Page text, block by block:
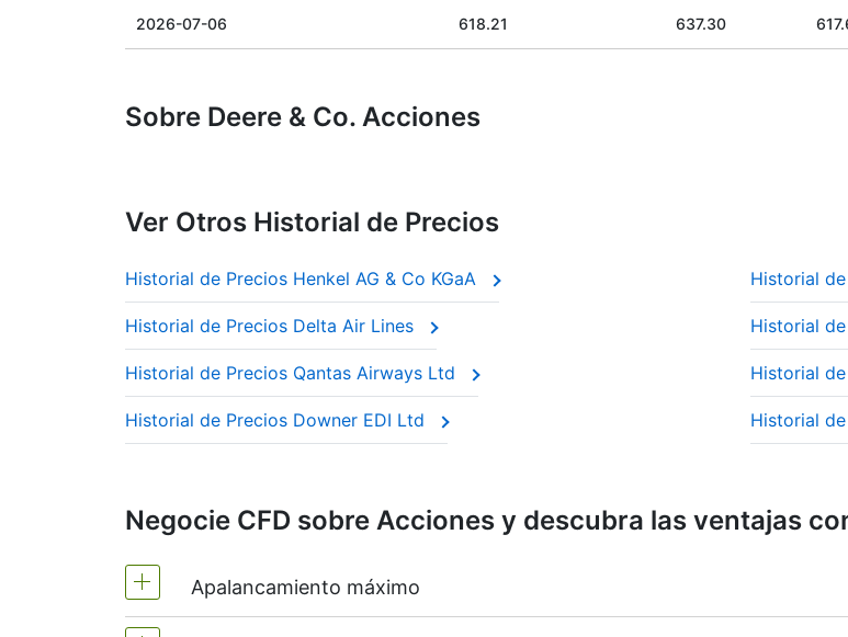
2026-07-06 618.21 637.30
Sobre Deere & Co. Acciones
Ver Otros Historial de Precios
Historial de Precios Henkel AG & Co KGaA Historial
Historial de Precios Delta Air Lines Historial
Historial de Precios Qantas Airways Ltd Historial
Historial de Precios Downer EDI Ltd Historial
Negocie CFD sobre Acciones y descubra las ventajas
Apalancamiento máximo